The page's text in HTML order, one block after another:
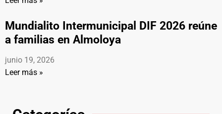
Mundialito Intermunicipal DIF 2026 reúne
a familias en Almoloya
junio 19, 2026
Leer más »